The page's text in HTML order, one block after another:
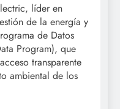
líder en
de la energía y
de Datos
Program), que
transparente
ambiental de los